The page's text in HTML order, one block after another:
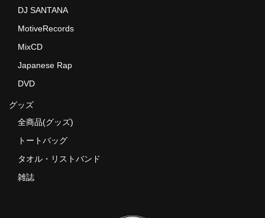
DJ SANTANA
MotiveRecords
MixCD
Japanese Rap
DVD
グッズ
全商品(グッズ)
トートバッグ
タオル・リストバンド
雑誌